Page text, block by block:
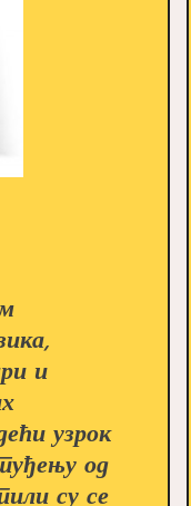
и
узрок
од
су се